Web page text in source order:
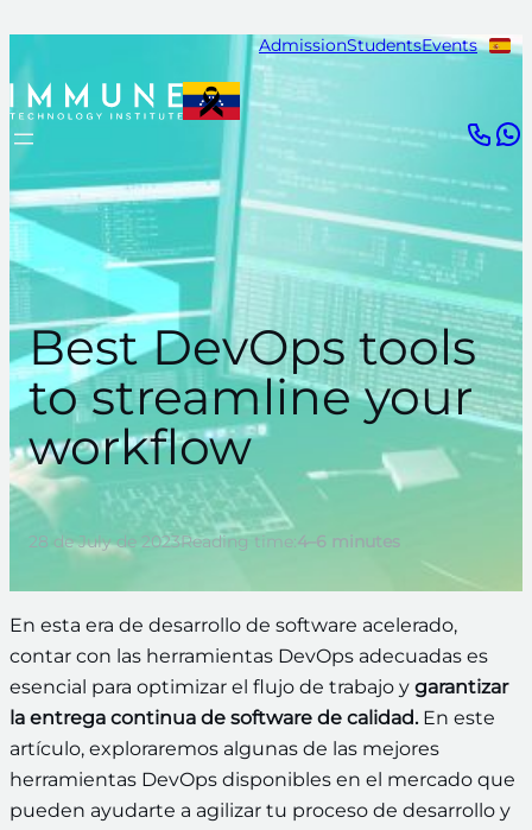
content
AdmissionStudentsEvents
Best DevOps tools
to streamline your
workflow
28 de July de 2023Reading time:4–6 minutes
En esta era de desarrollo de software acelerado,
contar con las herramientas DevOps adecuadas es
esencial para optimizar el flujo de trabajo y garantizar
la entrega continua de software de calidad.En este
artículo, exploraremos algunas de las mejores
herramientas DevOps disponibles en el mercado que
pueden ayudarte a agilizar tu proceso de desarrollo y